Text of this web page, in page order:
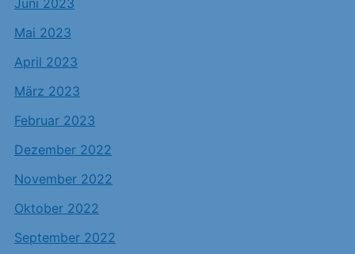
Juni 2023
Mai 2023
April 2023
März 2023
Februar 2023
Dezember 2022
November 2022
Oktober 2022
September 2022